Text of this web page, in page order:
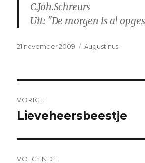
C.Joh.Schreurs
Uit: "De morgen is al
Geplaatst
21 november 2009 Categorieën
Augustinus
navigatie
VORIGE
Vorig
Lieveheersbeestje
VOLGENDE